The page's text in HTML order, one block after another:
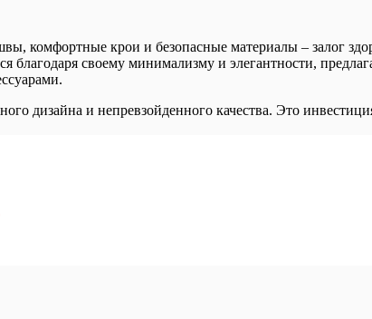
комфортные крои и безопасные материалы – залог
своему минимализму и элегантности,
дизайна и непревзойденного качества. Это